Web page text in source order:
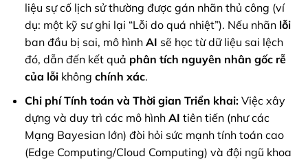
liệu sự cố lịch sử thường được gán nhãn thủ công (ví
dụ: một kỹ sư ghi lại “Lỗi do quá nhiệt”). Nếu nhãn lỗi
ban đầu bị sai, mô hình AI sẽ học từ dữ liệu sai lệch
đó, dẫn đến kết quả phân tích nguyên nhân gốc rễ
của lỗikhông chính xác.
Chi phí Tính toán và Thời gian Triển khai:Việc xây
dựng và duy trì các mô hình AI tiên tiến (như các
Mạng Bayesian lớn) đòi hỏi sức mạnh tính toán cao
(Edge Computing/Cloud Computing) và đội ngũ khoa